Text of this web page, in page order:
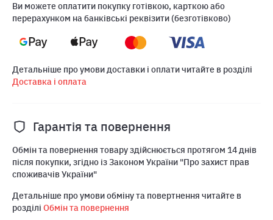
Ви можете оплатити покупку готівкою, карткою або
перерахунком на банківські реквізити (безготівково)
Детальніше про умови доставки і оплати читайте в розділі
Доставка і оплата
Гарантія та повернення
Обмін та повернення товару здійснюється протягом 14 днів
після покупки, згідно із Законом України "Про захист прав
споживачів України"
Детальніше про умови обміну та повертнення читайте в
розділі Обмін та повернення